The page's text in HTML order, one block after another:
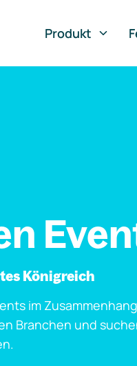
Produkt
Königreich
im
Branchen und